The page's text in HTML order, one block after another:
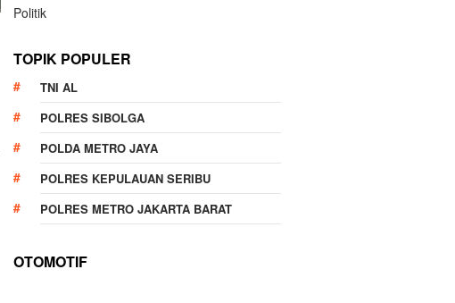
Politik
TOPIK POPULER
TNI AL
POLRES SIBOLGA
POLDA METRO JAYA
POLRES KEPULAUAN SERIBU
POLRES METRO JAKARTA BARAT
OTOMOTIF